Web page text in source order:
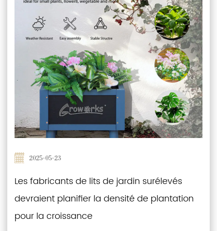
2025-05-23
Les fabricants de lits de jardin surélevés
devraient planifier la densité de plantation
pour la croissance